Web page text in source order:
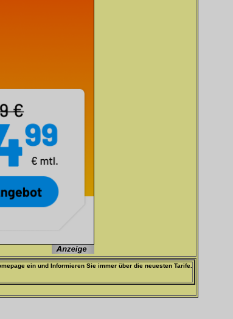
ein und Informieren Sie immer über die neuesten Tarife.